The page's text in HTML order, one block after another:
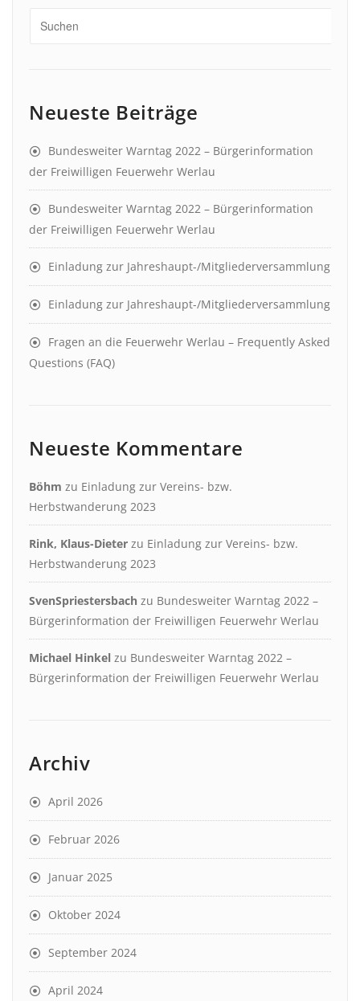
Neueste Beiträge
Bundesweiter Warntag 2022 – Bürgerinformation
der Freiwilligen Feuerwehr Werlau
Bundesweiter Warntag 2022 – Bürgerinformation
der Freiwilligen Feuerwehr Werlau
Einladung zur Jahreshaupt-/Mitgliederversammlung
Einladung zur Jahreshaupt-/Mitgliederversammlung
Fragen an die Feuerwehr Werlau – Frequently Asked
Questions (FAQ)
Neueste Kommentare
Böhm zu Einladung zur Vereins- bzw.
Herbstwanderung 2023
Rink, Klaus-Dieter zu Einladung zur Vereins- bzw.
Herbstwanderung 2023
SvenSpriestersbach zu Bundesweiter Warntag 2022 –
Bürgerinformation der Freiwilligen Feuerwehr Werlau
Michael Hinkel zu Bundesweiter Warntag 2022 –
Bürgerinformation der Freiwilligen Feuerwehr Werlau
Archiv
April 2026
Februar 2026
Januar 2025
Oktober 2024
September 2024
April 2024